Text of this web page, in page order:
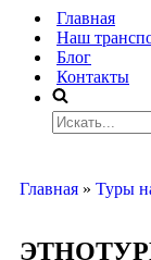
Главная
Наш
Блог
Контакты
Главная » Туры